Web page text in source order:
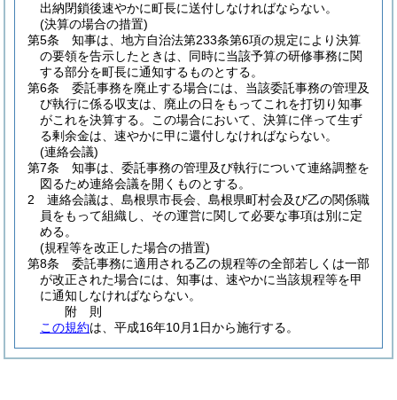
出納閉鎖後速やかに町長に送付しなければならない。
(決算の場合の措置)
第5条
知事は、地方自治法第233条第6項の規定により決算
の要領を告示したときは、同時に当該予算の研修事務に関
する部分を町長に通知するものとする。
第6条
委託事務を廃止する場合には、当該委託事務の管理及
び執行に係る収支は、廃止の日をもってこれを打切り知事
がこれを決算する。
この場合において、決算に伴って生ず
る剰余金は、速やかに甲に還付しなければならない。
(連絡会議)
第7条
知事は、委託事務の管理及び執行について連絡調整を
図るため連絡会議を開くものとする。
2
連絡会議は、島根県市長会、島根県町村会及び乙の関係職
員をもって組織し、その運営に関して必要な事項は別に定
める。
(規程等を改正した場合の措置)
第8条
委託事務に適用される乙の規程等の全部若しくは一部
が改正された場合には、知事は、速やかに当該規程等を甲
に通知しなければならない。
附 則
この規約は、平成16年10月1日から施行する。